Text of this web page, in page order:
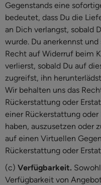
Gegenstands eine
bedeutet, dass Du die
an Dich verlangst, sobald
wurde. Du anerkennst
Recht auf Widerruf beim
verlierst, sobald Du auf
zugreifst, ihn
Wir behalten uns das
Rückerstattung oder
einer Rückerstattung
haben, auszusetzen oder
auf einen Virtuellen
Rückerstattung oder
(c) Verfügbarkeit.
Verfügbarkeit von